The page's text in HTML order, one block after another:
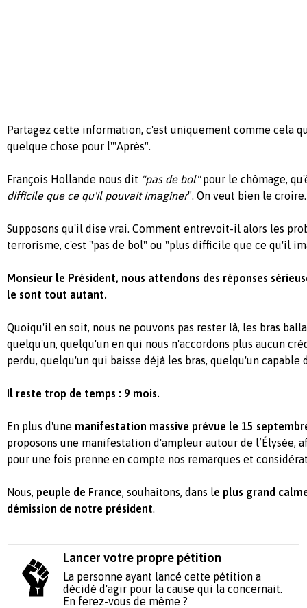
Partagez cette information, c'est uniquement comme cela
quelque chose pour l'"Après".
François Hollande nous dit "pas de bol"pour le chômage,
difficile que ce qu'il pouvait imaginer". On veut bien le croire.
Supposons qu'il dise vrai. Comment entrevoit-il alors les
terrorisme, c'est "pas de bol" ou "plus difficile que ce qu'il
Monsieur le Président, nous attendons des réponses
le sont tout autant.
Quoiqu'il en soit, nous ne pouvons pas rester là, les bras
quelqu'un, quelqu'un en qui nous n'accordons plus aucun
perdu, quelqu'un qui baisse déjà les bras, quelqu'un capable
Il reste trop de temps : 9 mois.
En plus d'une manifestation massive prévue le 15
proposons une manifestation d'ampleur autour de l’Élysée,
pour une fois prenne en compte nos remarques et
Nous, peuple de France, souhaitons, dans le plus grand
démission de notre président.
Lancer votre propre pétition
La personne ayant lancé cette pétition a
décidé d'agir pour la cause qui la concernait.
En ferez-vous de même ?